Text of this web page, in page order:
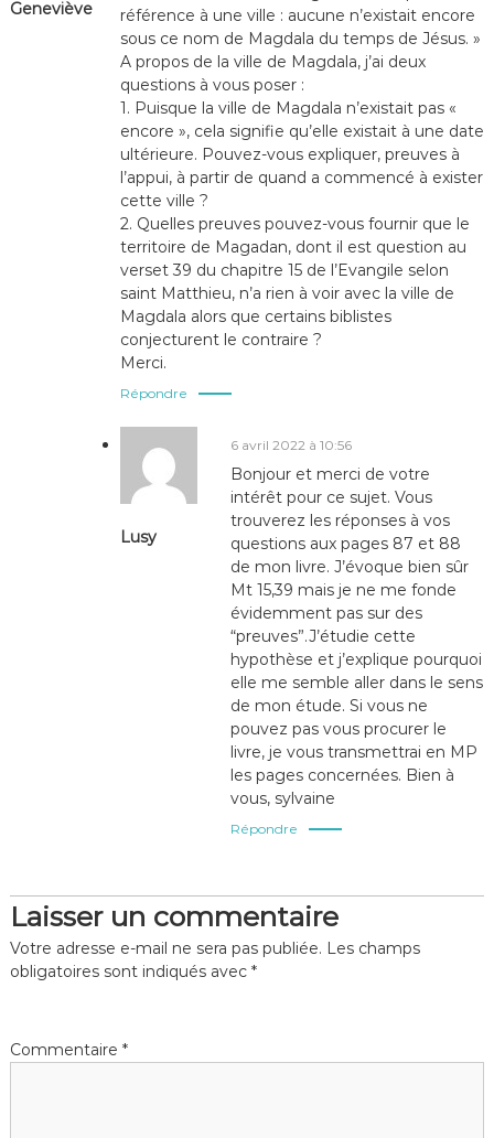
Geneviève
référence à une ville : aucune n’existait encore
sous ce nom de Magdala du temps de Jésus. »
A propos de la ville de Magdala, j’ai deux
questions à vous poser :
1. Puisque la ville de Magdala n’existait pas «
encore », cela signifie qu’elle existait à une date
ultérieure. Pouvez-vous expliquer, preuves à
l’appui, à partir de quand a commencé à exister
cette ville ?
2. Quelles preuves pouvez-vous fournir que le
territoire de Magadan, dont il est question au
verset 39 du chapitre 15 de l’Evangile selon
saint Matthieu, n’a rien à voir avec la ville de
Magdala alors que certains biblistes
conjecturent le contraire ?
Merci.
Répondre
Lusy
6 avril 2022 à 10:56
Bonjour et merci de votre
intérêt pour ce sujet. Vous
trouverez les réponses à vos
questions aux pages 87 et 88
de mon livre. J’évoque bien sûr
Mt 15,39 mais je ne me fonde
évidemment pas sur des
“preuves”.J’étudie cette
hypothèse et j’explique pourquoi
elle me semble aller dans le sens
de mon étude. Si vous ne
pouvez pas vous procurer le
livre, je vous transmettrai en MP
les pages concernées. Bien à
vous, sylvaine
Répondre
Laisser un commentaire
Votre adresse e-mail ne sera pas publiée. Les champs
obligatoires sont indiqués avec *
Commentaire *